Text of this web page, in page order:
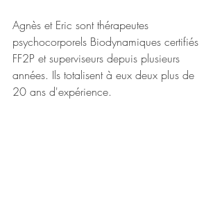
Agnès et Eric sont thérapeutes
psychocorporels Biodynamiques certifiés
FF2P et superviseurs depuis plusieurs
années. Ils totalisent à eux deux plus de
20 ans d'expérience.